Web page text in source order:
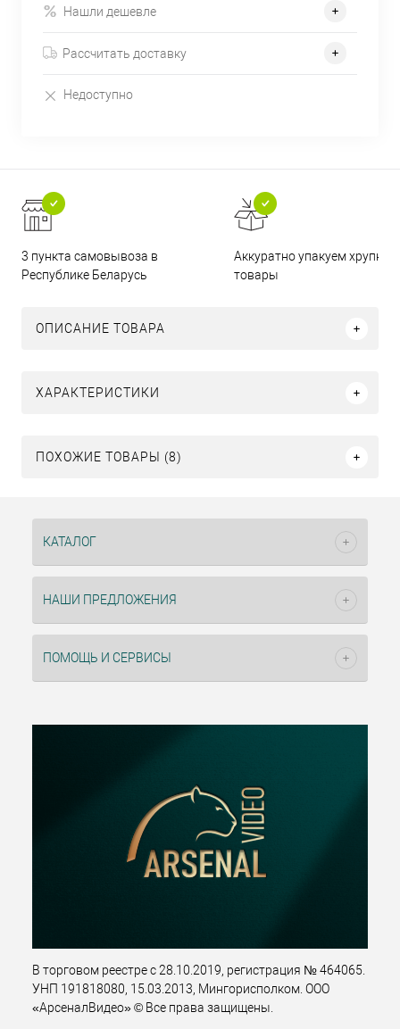
Нашли дешевле
Рассчитать доставку
Недоступно
3 пункта самовывоза в
Республике Беларусь
Аккуратно упакуем хрупкие
товары
ОПИСАНИЕ ТОВАРА
ХАРАКТЕРИСТИКИ
ПОХОЖИЕ ТОВАРЫ (8)
КАТАЛОГ
НАШИ ПРЕДЛОЖЕНИЯ
ПОМОЩЬ И СЕРВИСЫ
В торговом реестре с 28.10.2019, регистрация № 464065.
УНП 191818080, 15.03.2013, Мингорисполком. ООО
«АрсеналВидео» © Все права защищены.